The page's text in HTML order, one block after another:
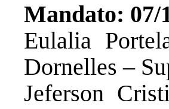
Mandato: 07/
Eulalia
Dornelles –
Jeferson